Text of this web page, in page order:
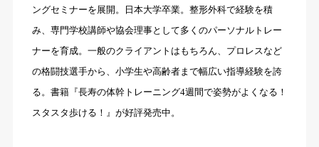
ングセミナーを展開。日本大学卒業。整形外科で経験を積
み、専門学校講師や協会理事として多くのパーソナルトレー
ナーを育成。一般のクライアントはもちろん、プロレスなど
の格闘技選手から、小学生や高齢者まで幅広い指導経験を誇
る。書籍『長寿の体幹トレーニング4週間で姿勢がよくなる！
スタスタ歩ける！』が好評発売中。